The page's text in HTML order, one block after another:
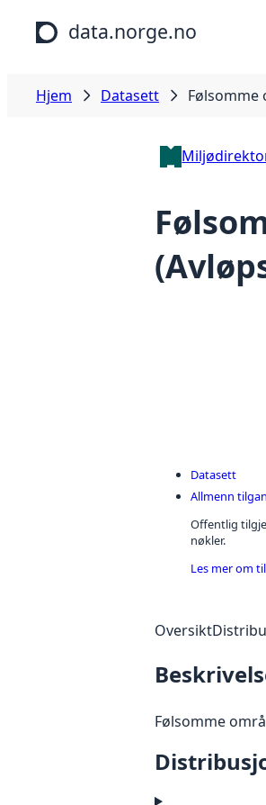
Hopp til hovedinnhold
data.norge.no
Hjem Datasett Følsomme
Datasett
Allmenn
Offentlig
nøkler.
Les mer om
Oversikt
Følsomme